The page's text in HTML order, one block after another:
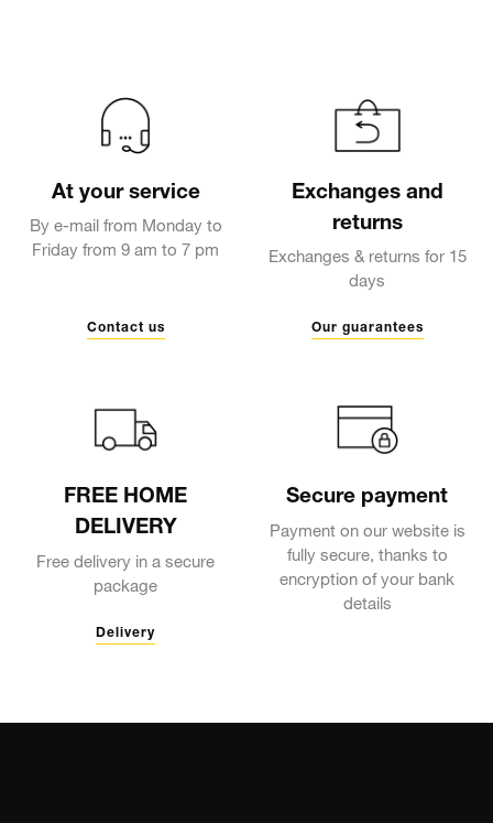
At your service
By e-mail from Monday to
Friday from 9 am to 7 pm
Contact us
Exchanges and
returns
Exchanges & returns for 15
days
Our guarantees
FREE HOME
DELIVERY
Free delivery in a secure
package
Delivery
Secure payment
Payment on our website is
fully secure, thanks to
encryption of your bank
details